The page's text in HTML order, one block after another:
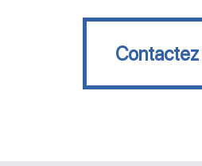
Contactez nous
Contactez